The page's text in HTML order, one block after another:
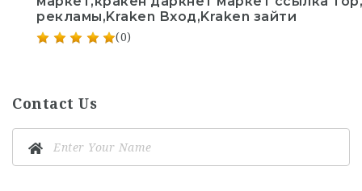
рекламы,Kraken Вход,Kraken зайти
(0)
Contact Us